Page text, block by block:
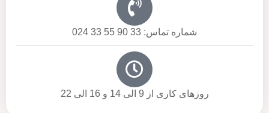
شماره تماس: 33 90 55 33 024
روزهای کاری از 9 الی 14 و 16 الی 22